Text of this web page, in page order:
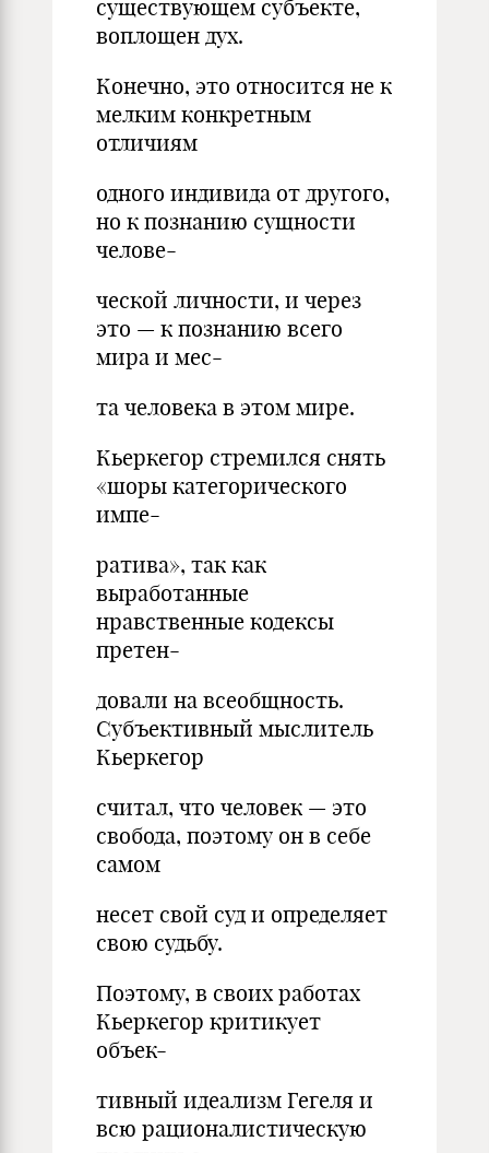
существующем субъекте,
воплощен дух.
Конечно, это относится не к
мелким конкретным
отличиям
одного индивида от другого,
но к познанию сущности
челове-
ческой личности, и через
это — к познанию всего
мира и мес-
та человека в этом мире.
Кьеркегор стремился снять
«шоры категорического
импе-
ратива», так как
выработанные
нравственные кодексы
претен-
довали на всеобщность.
Субъективный мыслитель
Кьеркегор
считал, что человек — это
свобода, поэтому он в себе
самом
несет свой суд и определяет
свою судьбу.
Поэтому, в своих работах
Кьеркегор критикует
объек-
тивный идеализм Гегеля и
всю рационалистическую